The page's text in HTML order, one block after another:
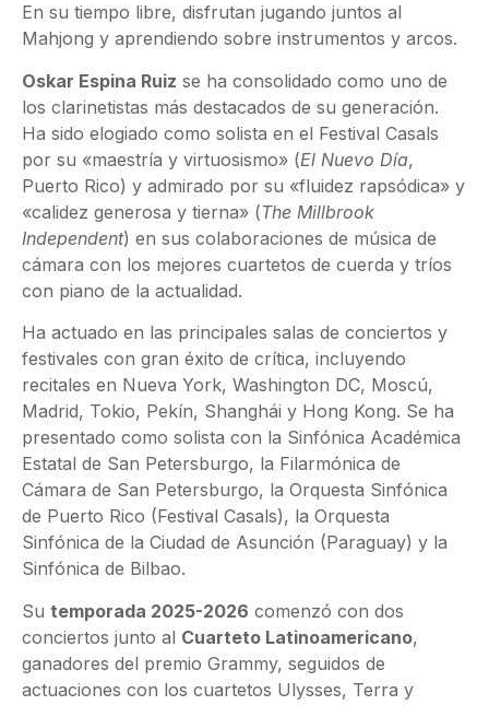
En su tiempo libre, disfrutan jugando juntos al
Mahjong y aprendiendo sobre instrumentos y arcos.
Oskar Espina Ruiz se ha consolidado como uno de
los clarinetistas más destacados de su generación.
Ha sido elogiado como solista en el Festival Casals
por su «maestría y virtuosismo» (El Nuevo Día,
Puerto Rico) y admirado por su «fluidez rapsódica» y
«calidez generosa y tierna» (The Millbrook
Independent) en sus colaboraciones de música de
cámara con los mejores cuartetos de cuerda y tríos
con piano de la actualidad.
Ha actuado en las principales salas de conciertos y
festivales con gran éxito de crítica, incluyendo
recitales en Nueva York, Washington DC, Moscú,
Madrid, Tokio, Pekín, Shanghái y Hong Kong. Se ha
presentado como solista con la Sinfónica Académica
Estatal de San Petersburgo, la Filarmónica de
Cámara de San Petersburgo, la Orquesta Sinfónica
de Puerto Rico (Festival Casals), la Orquesta
Sinfónica de la Ciudad de Asunción (Paraguay) y la
Sinfónica de Bilbao.
Su temporada 2025-2026 comenzó con dos
conciertos junto al Cuarteto Latinoamericano,
ganadores del premio Grammy, seguidos de
actuaciones con los cuartetos Ulysses, Terra y